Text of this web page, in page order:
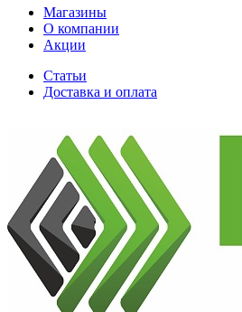
Магазины
О компании
Акции
Статьи
Доставка и оплата